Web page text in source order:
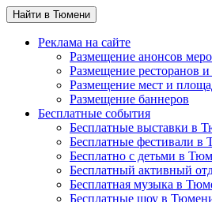
Найти в Тюмени
Реклама на сайте
Размещение анонсов
Размещение ресторанов
Размещение мест и
Размещение баннеров
Бесплатные события
Бесплатные выставки в
Бесплатные фестивали в
Бесплатно с детьми в
Бесплатный активный
Бесплатная музыка в
Бесплатные шоу в